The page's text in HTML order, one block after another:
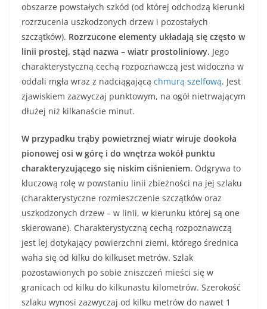
obszarze powstałych szkód (od której odchodzą kierunki
rozrzucenia uszkodzonych drzew i pozostałych
szczątków). Rozrzucone elementy układają się często w
linii prostej, stąd nazwa – wiatr prostoliniowy. Jego
charakterystyczną cechą rozpoznawczą jest widoczna w
oddali mgła wraz z nadciągającą chmurą szelfową. Jest
zjawiskiem zazwyczaj punktowym, na ogół nietrwającym
dłużej niż kilkanaście minut.
W przypadku trąby powietrznej wiatr wiruje dookoła
pionowej osi w górę i do wnętrza wokół punktu
charakteryzującego się niskim ciśnieniem. Odgrywa to
kluczową rolę w powstaniu linii zbieżności na jej szlaku
(charakterystyczne rozmieszczenie szczątków oraz
uszkodzonych drzew – w linii, w kierunku której są one
skierowane). Charakterystyczną cechą rozpoznawczą
jest lej dotykający powierzchni ziemi, którego średnica
waha się od kilku do kilkuset metrów. Szlak
pozostawionych po sobie zniszczeń mieści się w
granicach od kilku do kilkunastu kilometrów. Szerokość
szlaku wynosi zazwyczaj od kilku metrów do nawet 1